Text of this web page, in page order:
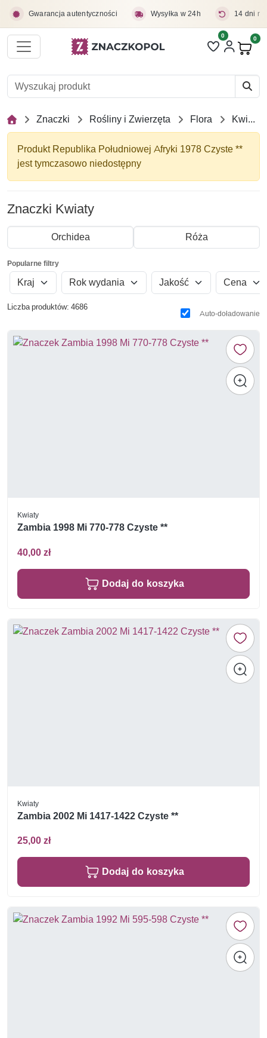
Gwarancja autentyczności Wysyłka w 24h 14 dni
Liczba pozycji
0 0
Znaczki Rośliny i Zwierzęta Flora Kwiaty
Produkt Republika Południowej Afryki 1978 Czyste **
jest tymczasowo niedostępny
Znaczki Kwiaty
Orchidea Róża
Popularne filtry
Kraj Rok wydania Jakość Cena
Liczba produktów: 4686
Auto-doładowanie
Kwiaty
Zambia 1998 Mi 770-778 Czyste **
40,00 zł
Dodaj do koszyka
Kwiaty
Zambia 2002 Mi 1417-1422 Czyste **
25,00 zł
Dodaj do koszyka